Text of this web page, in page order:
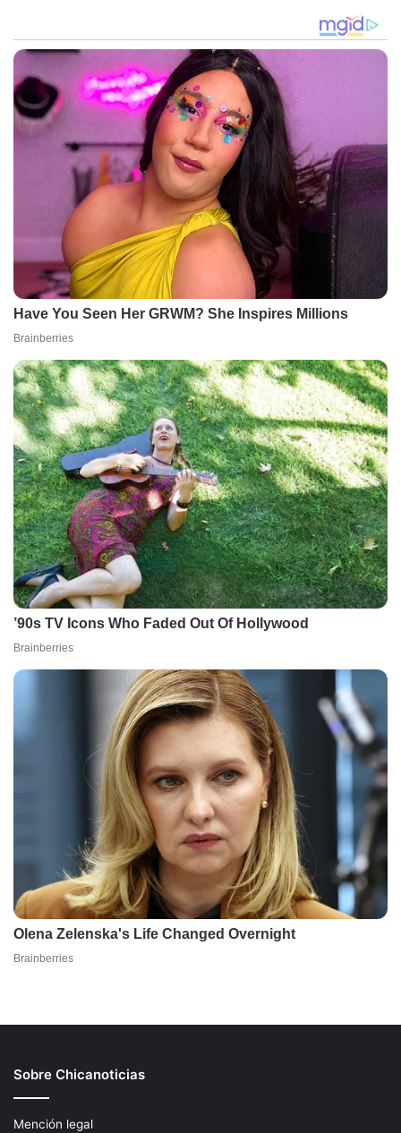
Sobre Chicanoticias
Mención legal